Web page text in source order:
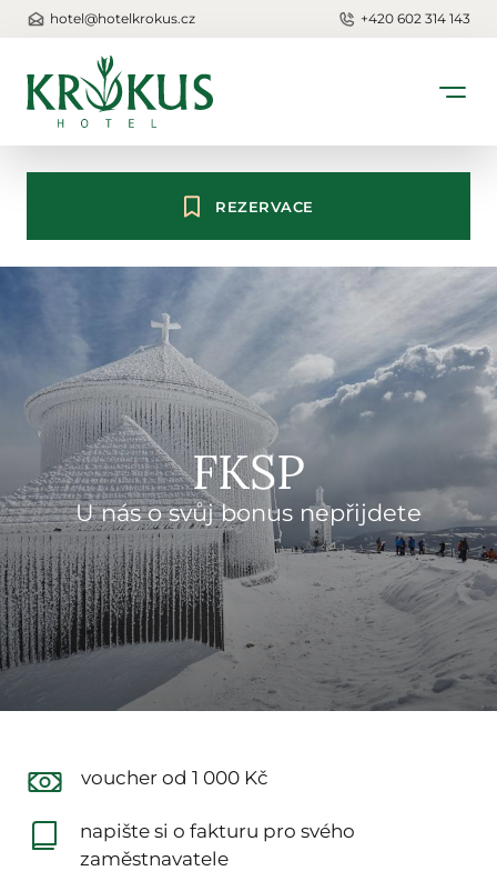
hotel@hotelkrokus.cz +420 602 314 143
REZERVACE
FKSP
U nás o svůj bonus nepřijdete
voucher od 1 000 Kč
napište si o fakturu pro svého
zaměstnavatele